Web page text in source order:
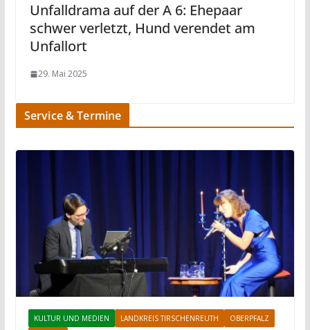
Unfalldrama auf der A 6: Ehepaar
schwer verletzt, Hund verendet am
Unfallort
29. Mai 2025
Service & Termine
KULTUR UND MEDIEN LANDKREIS TIRSCHENREUTH
OBERPFALZ